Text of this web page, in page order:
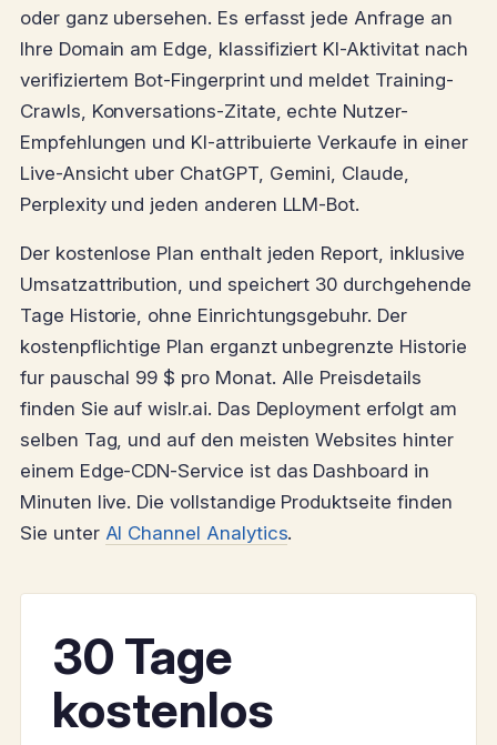
oder ganz ubersehen. Es erfasst jede Anfrage an
Ihre Domain am Edge, klassifiziert KI-Aktivitat nach
verifiziertem Bot-Fingerprint und meldet Training-
Crawls, Konversations-Zitate, echte Nutzer-
Empfehlungen und KI-attribuierte Verkaufe in einer
Live-Ansicht uber ChatGPT, Gemini, Claude,
Perplexity und jeden anderen LLM-Bot.
Der kostenlose Plan enthalt jeden Report, inklusive
Umsatzattribution, und speichert 30 durchgehende
Tage Historie, ohne Einrichtungsgebuhr. Der
kostenpflichtige Plan erganzt unbegrenzte Historie
fur pauschal 99 $ pro Monat. Alle Preisdetails
finden Sie auf wislr.ai. Das Deployment erfolgt am
selben Tag, und auf den meisten Websites hinter
einem Edge-CDN-Service ist das Dashboard in
Minuten live. Die vollstandige Produktseite finden
Sie unter AI Channel Analytics.
30 Tage
kostenlos